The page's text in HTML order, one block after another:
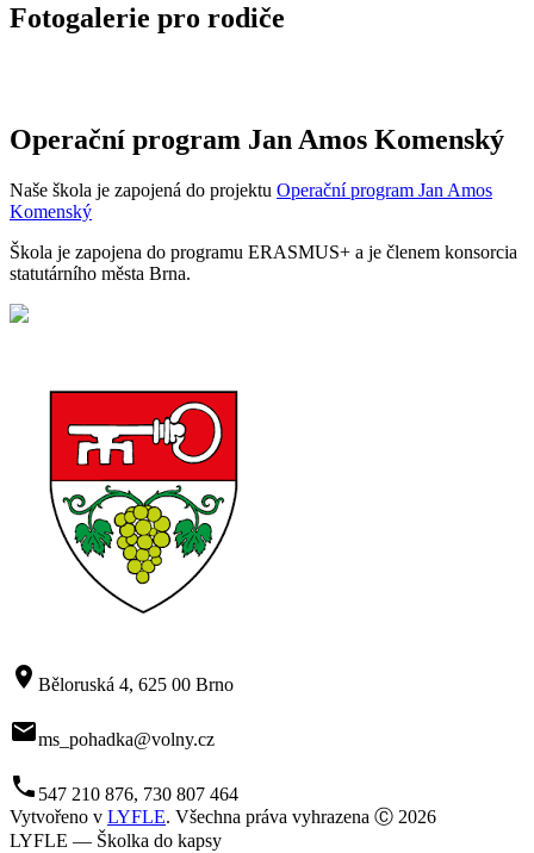
Fotogalerie pro rodiče
Operační program Jan Amos Komenský
Naše škola je zapojená do projektu Operační program Jan Amos
Komenský
Škola je zapojena do programu ERASMUS+ a je členem konsorcia
statutárního města Brna.
room Běloruská 4, 625 00 Brno
mailms_pohadka@volny.cz
phone 547 210 876, 730 807 464
Vytvořeno v LYFLE. Všechna práva vyhrazena Ⓒ 2026
LYFLE — Školka do kapsy